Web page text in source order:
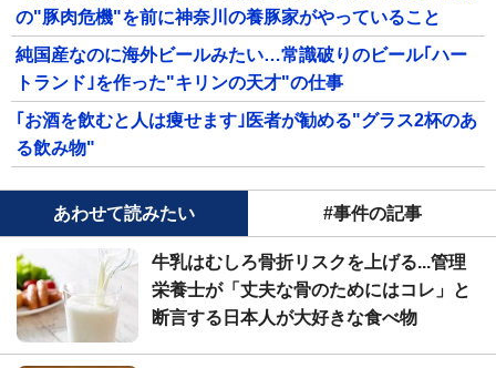
の"豚肉危機"を前に神奈川の養豚家がやっていること
純国産なのに海外ビールみたい…常識破りのビール｢ハー
トランド｣を作った"キリンの天才"の仕事
｢お酒を飲むと人は痩せます｣医者が勧める"グラス2杯のあ
る飲み物"
あわせて読みたい #事件の記事
牛乳はむしろ骨折リスクを上げる...管理
栄養士が「丈夫な骨のためにはコレ」と
断言する日本人が大好きな食べ物